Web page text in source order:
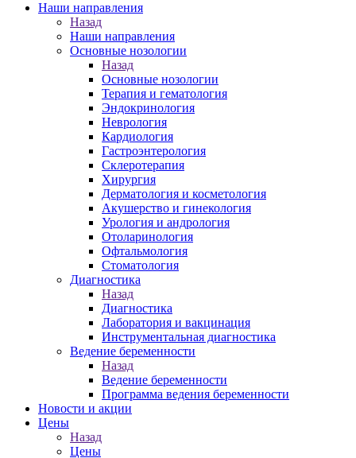
Наши направления
Назад
Наши направления
Основные нозологии
Назад
Основные нозологии
Терапия и гематология
Эндокринология
Неврология
Кардиология
Гастроэнтерология
Склеротерапия
Хирургия
Дерматология и косметология
Акушерство и гинекология
Урология и андрология
Отоларинология
Офтальмология
Стоматология
Диагностика
Назад
Диагностика
Лаборатория и вакцинация
Инструментальная диагностика
Ведение беременности
Назад
Ведение беременности
Программа ведения беременности
Новости и акции
Цены
Назад
Цены